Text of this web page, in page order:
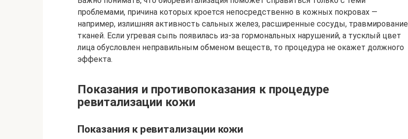
проблемами, причина которых кроется непосредственно в кожных покровах —
например, излишняя активность сальных желез, расширенные сосуды, травмирование
тканей. Если угревая сыпь появилась из-за гормональных нарушений, а тусклый цвет
лица обусловлен неправильным обменом веществ, то процедура не окажет должного
эффекта.
Показания и противопоказания к процедуре
ревитализации кожи
Показания к ревитализации кожи